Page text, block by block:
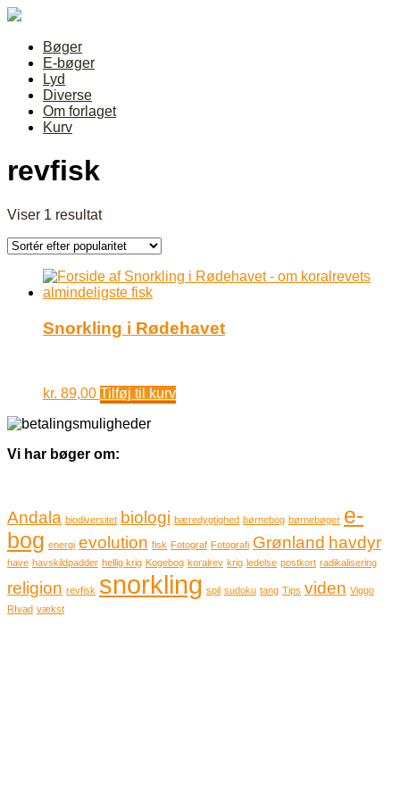
Bøger
E-bøger
Lyd
Diverse
Om forlaget
Kurv
revfisk
Viser 1 resultat
Snorkling i Rødehavet
kr. 89,00 Tilføj til kurv
Vi har bøger om:
Andala biodiversitet biologi bæredygtighed børnebog børnebøger e-
bog energi evolution fisk Fotograf Fotografi Grønland havdyr
have havskildpadder hellig krig Kogebog koralrev krig ledelse postkort radikalisering
religion revfisk snorkling spil sudoku tang Tips viden Viggo
RIvad vækst